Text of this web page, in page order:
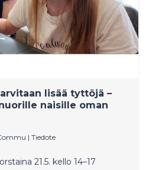
lisää tyttöjä –
naisille oman
| Tiedote
21.5. kello 14–17